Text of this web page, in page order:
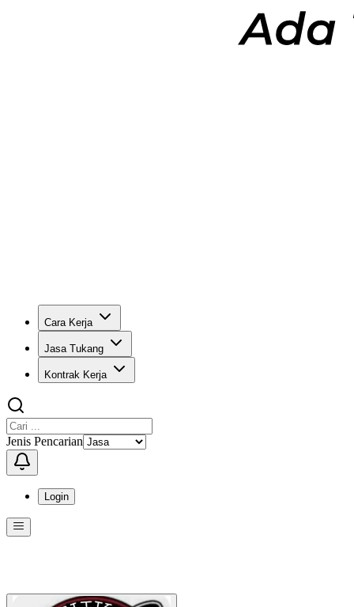
Cara Kerja
Jasa Tukang
Kontrak Kerja
Jenis Pencarian
Login
Menu ini berisi navigasi untuk mengakses fitur-fitur di KangPro